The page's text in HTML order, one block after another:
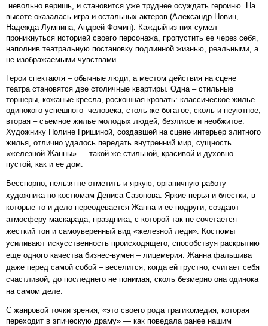
невольно веришь, и становится уже труднее осуждать героиню. На
высоте оказалась игра и остальных актеров (Александр Новин,
Надежда Лумпина, Андрей Фомин). Каждый из них сумел
проникнуться историей своего персонажа, пропустить ее через себя,
наполнив театральную постановку подлинной жизнью, реальными, а
не изображаемыми чувствами.
Герои спектакля – обычные люди, а местом действия на сцене
театра становятся две столичные квартиры. Одна – стильные
торшеры, кожаные кресла, роскошная кровать: классическое жилье
одинокого успешного человека, столь же богатое, сколь и неуютное,
вторая – съемное жилье молодых людей, безликое и необжитое.
Художнику Полине Гришиной, создавшей на сцене интерьер элитного
жилья, отлично удалось передать внутренний мир, сущность
«железной Жанны» — такой же стильной, красивой и духовно
пустой, как и ее дом.
Бесспорно, нельзя не отметить и яркую, органичную работу
художника по костюмам Дениса Сазонова. Яркие перья и блестки, в
которые то и дело переодевается Жанна и ее подруги, создают
атмосферу маскарада, праздника, с которой так не сочетается
жесткий тон и самоуверенный вид «железной леди». Костюмы
усиливают искусственность происходящего, способствуя раскрытию
еще одного качества бизнес-вумен – лицемерия. Жанна фальшива
даже перед самой собой – веселится, когда ей грустно, считает себя
счастливой, до последнего не понимая, сколь безмерно она одинока
на самом деле.
С жанровой точки зрения, «это своего рода трагикомедия, которая
переходит в эпическую драму» — как поведала ранее нашим